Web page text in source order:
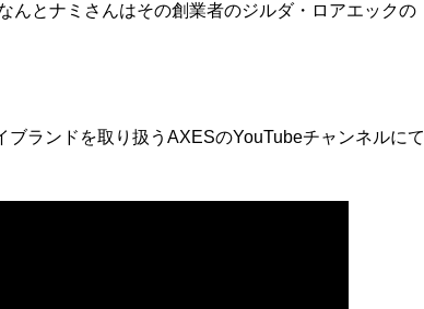
んとナミさんはその創業者のジルダ・ロアエックの
ランドを取り扱うAXESのYouTubeチャンネルにて